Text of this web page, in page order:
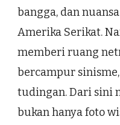
bangga, dan
Amerika Serikat.
memberi ruang
bercampur
tudingan. Dari sini
bukan hanya foto